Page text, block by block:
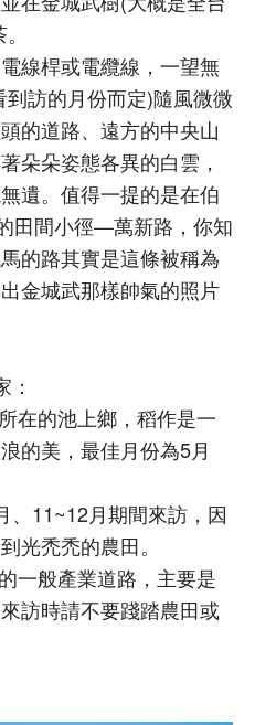
線桿或電纜線，一望無
到訪的月份而定)隨風微微
的道路、遠方的中央山
朵朵姿態各異的白雲，
遺。值得一提的是在伯
田間小徑—萬新路，你知
的路其實是這條被稱為
金城武那樣帥氣的照片
在的池上鄉，稻作是一
的美，最佳月份為5月
、 11~12月期間來訪，因
光禿禿的農田。
一般產業道路，主要是
訪時請不要踐踏農田或